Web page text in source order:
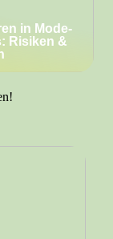
in Mode-
Risiken &